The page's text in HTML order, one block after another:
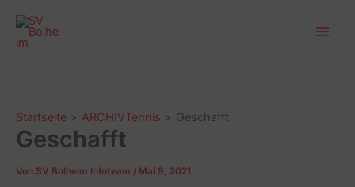
Inhalt
springen
Startseite ARCHIVTennis Geschafft
Geschafft
Von SV Bolheim Infoteam / Mai 9, 2021